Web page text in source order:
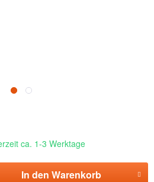
ca. 1-3 Werktage
In den Warenkorb